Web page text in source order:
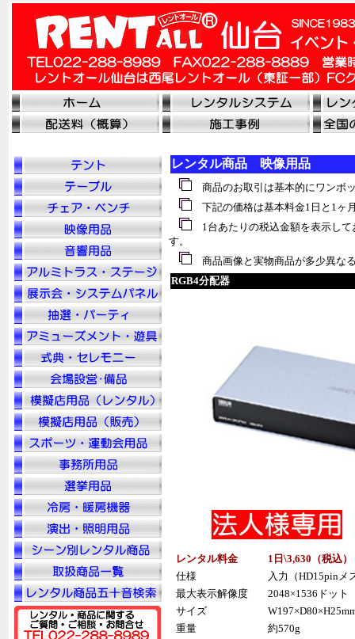
レンタル商品 映像用品
商品のお取引は基本的にワンボ
下記の価格は基本料金1日と1ヶ
1台あたりの税込金額を表示して
す。
商品画像と実物商品が多少異な
RGB4分配器
レンタル料金
1日\3,630（税込
仕様
入力（HD15pin
最大表示解像度
2048×1536ドット
サイズ
重量
約570g